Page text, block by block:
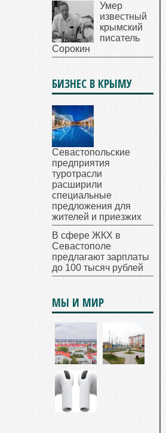
Умер
известный
крымский
писатель
Сорокин
БИЗНЕС В КРЫМУ
Севастопольские
предприятия
туротрасли
расширили
специальные
предложения для
жителей и приезжих
В сфере ЖКХ в
Севастополе
предлагают зарплаты
до 100 тысяч рублей
МЫ И МИР